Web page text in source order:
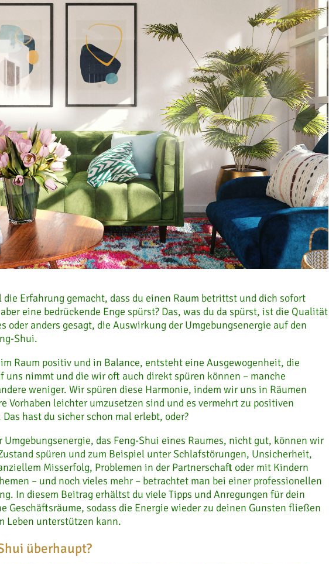
die Erfahrung gemacht, dass du einen Raum betrittst und dich sofort
eine bedrückende Enge spürst? Das, was du da spürst, ist die Qualität
oder anders gesagt, die Auswirkung der Umgebungsenergie auf den
Shui.
Raum positiv und in Balance, entsteht eine Ausgewogenheit, die
uns nimmt und die wir oft auch direkt spüren können – manche
weniger. Wir spüren diese Harmonie, indem wir uns in Räumen
Vorhaben leichter umzusetzen sind und es vermehrt zu positiven
hast du sicher schon mal erlebt, oder?
Umgebungsenergie, das Feng-Shui eines Raumes, nicht gut, können wir
spüren und zum Beispiel unter Schlafstörungen, Unsicherheit,
Misserfolg, Problemen in der Partnerschaft oder mit Kindern
– und noch vieles mehr – betrachtet man bei einer professionellen
In diesem Beitrag erhältst du viele Tipps und Anregungen für dein
Geschäftsräume, sodass die Energie wieder zu deinen Gunsten fließen
Leben unterstützen kann.
überhaupt?